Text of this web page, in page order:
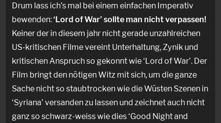
Drum lass ich’s mal bei einem einfachen Imperativ
bewenden:‘Lord of War’ sollte man nicht verpassen!
Keiner der in diesem jahr nicht gerade unzahlreichen
US-kritischen Filme vereint Unterhaltung, Zynik und
kritischen Anspruch so gekonnt wie ‘Lord of War’. Der
Film bringt den nötigen Witz mit sich, um die ganze
Sache nicht so staubtrocken wie die Wüsten Szenen in
‘Syriana’ versanden zu lassen und zeichnet auch nicht
ganz so schwarz-weiss wie dies ‘Good Night and